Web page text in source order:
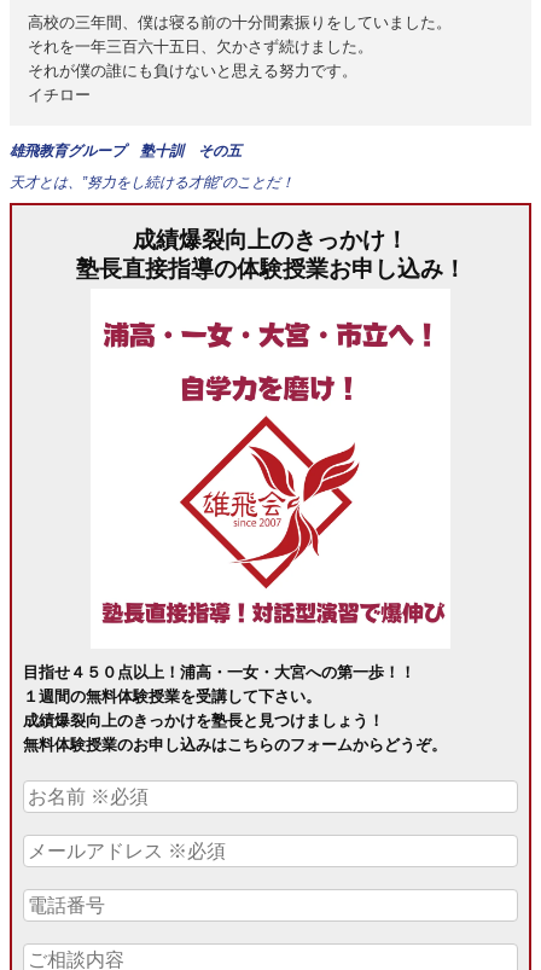
高校の三年間、僕は寝る前の十分間素振りをしていました。
それを一年三百六十五日、欠かさず続けました。
それが僕の誰にも負けないと思える努力です。
イチロー
雄飛教育グループ 塾十訓 その五
天才とは、”努力をし続ける才能”のことだ！
成績爆裂向上のきっかけ！
塾長直接指導の体験授業お申し込み！
目指せ４５０点以上！浦高・一女・大宮への第一歩！！
１週間の無料体験授業を受講して下さい。
成績爆裂向上のきっかけを塾長と見つけましょう！
無料体験授業のお申し込みはこちらのフォームからどうぞ。